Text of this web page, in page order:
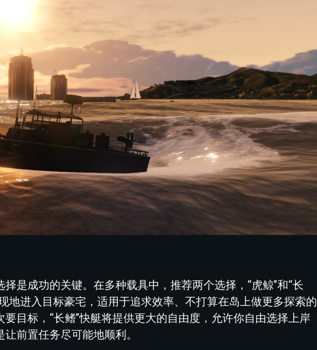
是成功的关键。在多种载具中，推荐两个选择，“虎鲸”和“长
地进入目标豪宅，适用于追求效率、不打算在岛上做更多探索的
目标，“长鳍”快艇将提供更大的自由度，允许你自由选择上岸
前置任务尽可能地顺利。